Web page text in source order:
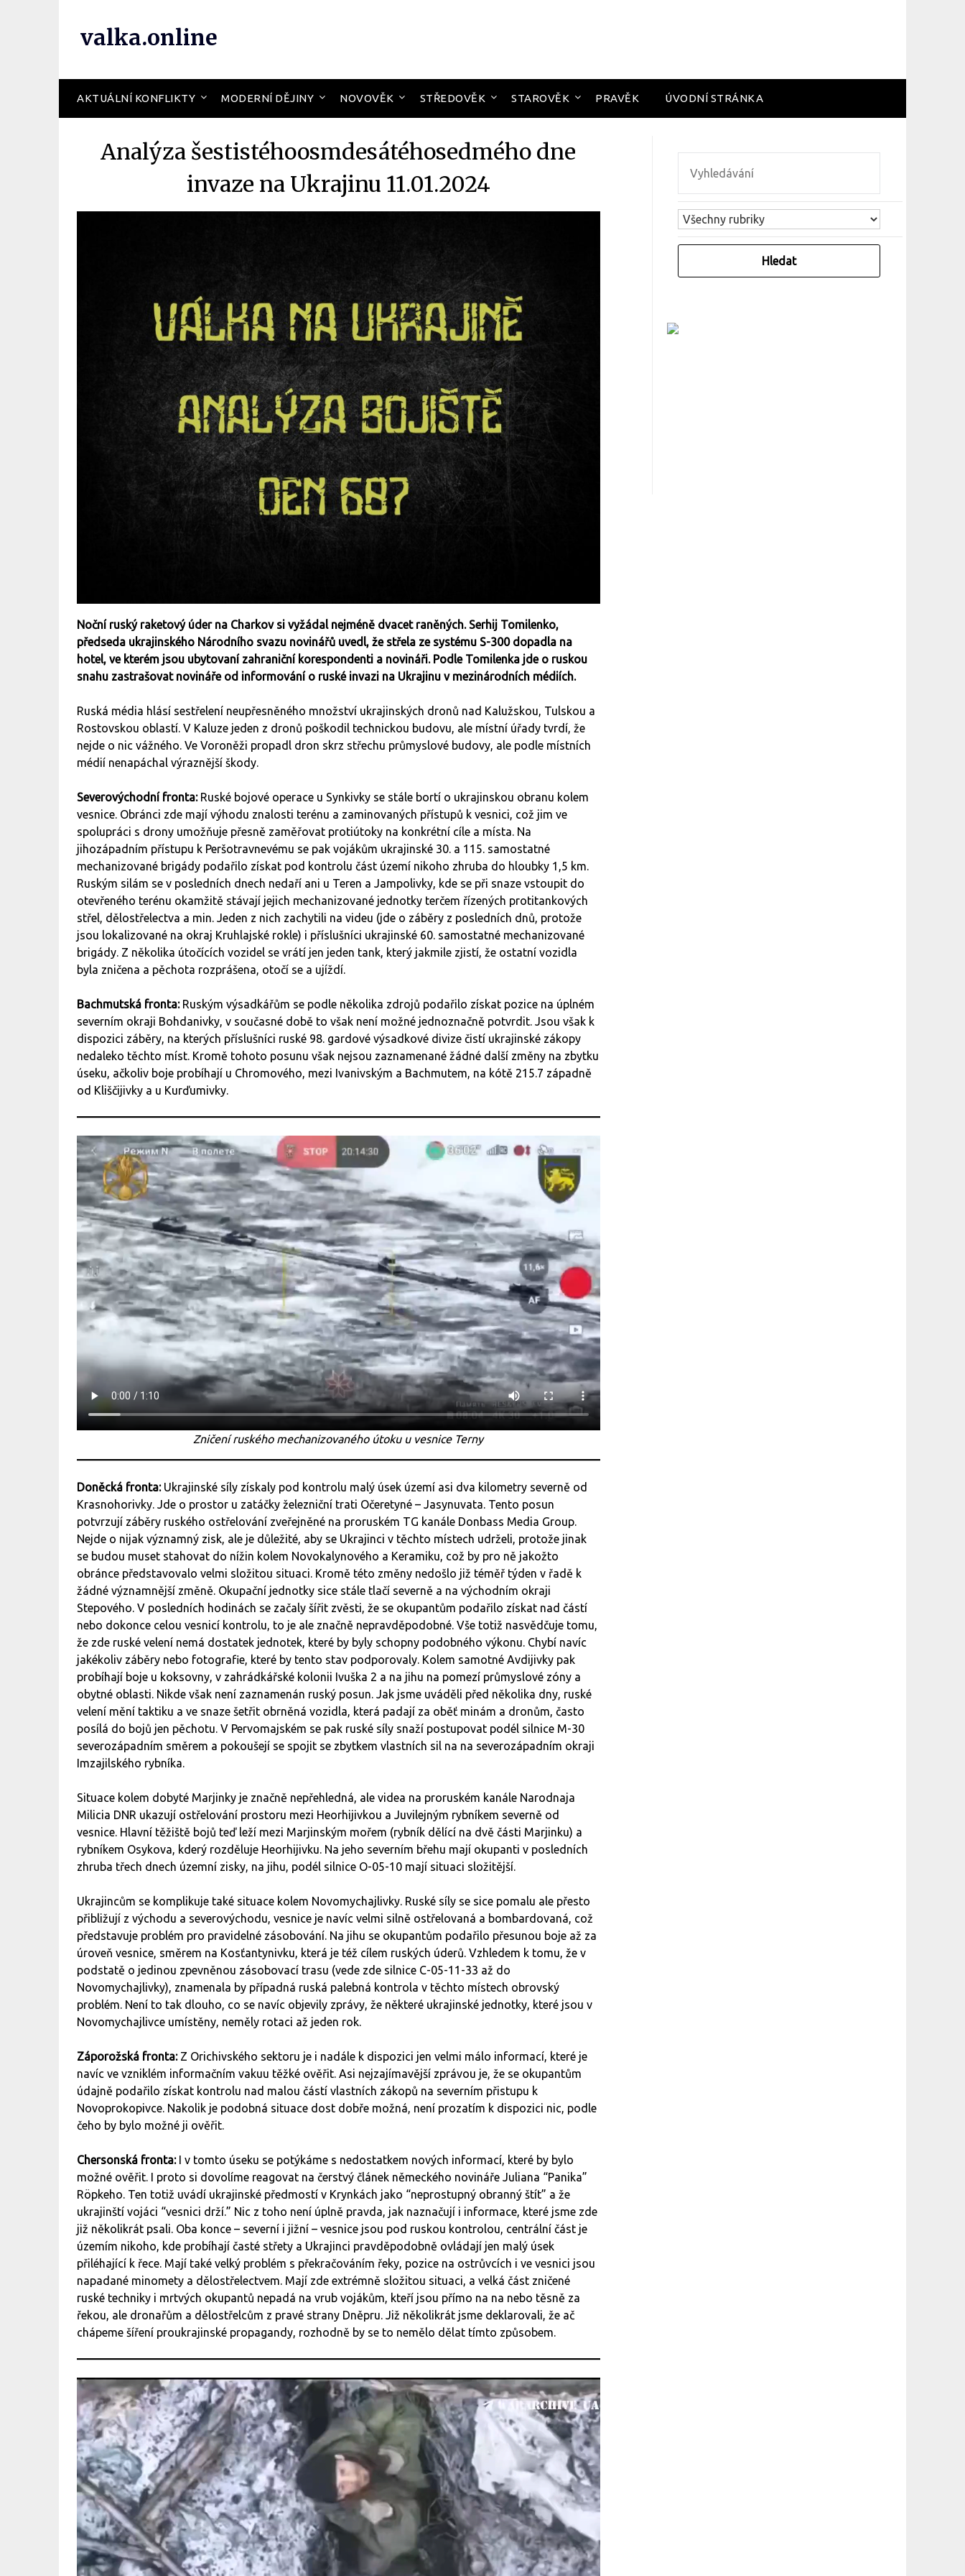
valka.online
AKTUÁLNÍ KONFLIKTY MODERNÍ DĚJINY NOVOVĚK STŘEDOVĚK STAROVĚK PRAVĚK ÚVODNÍ STRÁNKA
Analýza šestistéhoosmdesátéhosedmého dne
invaze na Ukrajinu 11.01.2024
Noční ruský raketový úder na Charkov si vyžádal nejméně dvacet raněných. Serhij Tomilenko,
předseda ukrajinského Národního svazu novinářů uvedl, že střela ze systému S-300 dopadla na
hotel, ve kterém jsou ubytovaní zahraniční korespondenti a novináři. Podle Tomilenka jde o ruskou
snahu zastrašovat novináře od informování o ruské invazi na Ukrajinu v mezinárodních médiích.
Ruská média hlásí sestřelení neupřesněného množství ukrajinských dronů nad Kalužskou, Tulskou a
Rostovskou oblastí. V Kaluze jeden z dronů poškodil technickou budovu, ale místní úřady tvrdí, že
nejde o nic vážného. Ve Voroněži propadl dron skrz střechu průmyslové budovy, ale podle místních
médií nenapáchal výraznější škody.
Severovýchodní fronta: Ruské bojové operace u Synkivky se stále bortí o ukrajinskou obranu kolem
vesnice. Obránci zde mají výhodu znalosti terénu a zaminovaných přístupů k vesnici, což jim ve
spolupráci s drony umožňuje přesně zaměřovat protiútoky na konkrétní cíle a místa. Na
jihozápadním přístupu k Peršotravnevému se pak vojákům ukrajinské 30. a 115. samostatné
mechanizované brigády podařilo získat pod kontrolu část území nikoho zhruba do hloubky 1,5 km.
Ruským silám se v posledních dnech nedaří ani u Teren a Jampolivky, kde se při snaze vstoupit do
otevřeného terénu okamžitě stávají jejich mechanizované jednotky terčem řízených protitankových
střel, dělostřelectva a min. Jeden z nich zachytili na videu (jde o záběry z posledních dnů, protože
jsou lokalizované na okraj Kruhlajské rokle) i příslušníci ukrajinské 60. samostatné mechanizované
brigády. Z několika útočících vozidel se vrátí jen jeden tank, který jakmile zjistí, že ostatní vozidla
byla zničena a pěchota rozprášena, otočí se a ujíždí.
Bachmutská fronta: Ruským výsadkářům se podle několika zdrojů podařilo získat pozice na úplném
severním okraji Bohdanivky, v současné době to však není možné jednoznačně potvrdit. Jsou však k
dispozici záběry, na kterých příslušníci ruské 98. gardové výsadkové divize čistí ukrajinské zákopy
nedaleko těchto míst. Kromě tohoto posunu však nejsou zaznamenané žádné další změny na zbytku
úseku, ačkoliv boje probíhají u Chromového, mezi Ivanivským a Bachmutem, na kótě 215.7 západně
od Kliščijivky a u Kurďumivky.
Zničení ruského mechanizovaného útoku u vesnice Terny
Doněcká fronta: Ukrajinské síly získaly pod kontrolu malý úsek území asi dva kilometry severně od
Krasnohorivky. Jde o prostor u zatáčky železniční trati Očeretyné – Jasynuvata. Tento posun
potvrzují záběry ruského ostřelování zveřejněné na proruském TG kanále Donbass Media Group.
Nejde o nijak významný zisk, ale je důležité, aby se Ukrajinci v těchto místech udrželi, protože jinak
se budou muset stahovat do nížin kolem Novokalynového a Keramiku, což by pro ně jakožto
obránce představovalo velmi složitou situaci. Kromě této změny nedošlo již téměř týden v řadě k
žádné významnější změně. Okupační jednotky sice stále tlačí severně a na východním okraji
Stepového. V posledních hodinách se začaly šířit zvěsti, že se okupantům podařilo získat nad částí
nebo dokonce celou vesnicí kontrolu, to je ale značně nepravděpodobné. Vše totiž nasvědčuje tomu,
že zde ruské velení nemá dostatek jednotek, které by byly schopny podobného výkonu. Chybí navíc
jakékoliv záběry nebo fotografie, které by tento stav podporovaly. Kolem samotné Avdijivky pak
probíhají boje u koksovny, v zahrádkářské kolonii Ivuška 2 a na jihu na pomezí průmyslové zóny a
obytné oblasti. Nikde však není zaznamenán ruský posun. Jak jsme uváděli před několika dny, ruské
velení mění taktiku a ve snaze šetřit obrněná vozidla, která padají za oběť minám a dronům, často
posílá do bojů jen pěchotu. V Pervomajském se pak ruské síly snaží postupovat podél silnice M-30
severozápadním směrem a pokoušejí se spojit se zbytkem vlastních sil na na severozápadním okraji
Imzajilského rybníka.
Situace kolem dobyté Marjinky je značně nepřehledná, ale videa na proruském kanále Narodnaja
Milicia DNR ukazují ostřelování prostoru mezi Heorhijivkou a Juvilejným rybníkem severně od
vesnice. Hlavní těžiště bojů teď leží mezi Marjinským mořem (rybník dělící na dvě části Marjinku) a
rybníkem Osykova, kderý rozděluje Heorhijivku. Na jeho severním břehu mají okupanti v posledních
zhruba třech dnech územní zisky, na jihu, podél silnice O-05-10 mají situaci složitější.
Ukrajincům se komplikuje také situace kolem Novomychajlivky. Ruské síly se sice pomalu ale přesto
přibližují z východu a severovýchodu, vesnice je navíc velmi silně ostřelovaná a bombardovaná, což
představuje problém pro pravidelné zásobování. Na jihu se okupantům podařilo přesunou boje až za
úroveň vesnice, směrem na Kosťantynivku, která je též cílem ruských úderů. Vzhledem k tomu, že v
podstatě o jedinou zpevněnou zásobovací trasu (vede zde silnice C-05-11-33 až do
Novomychajlivky), znamenala by případná ruská palebná kontrola v těchto místech obrovský
problém. Není to tak dlouho, co se navíc objevily zprávy, že některé ukrajinské jednotky, které jsou v
Novomychajlivce umístěny, neměly rotaci až jeden rok.
Záporožská fronta: Z Orichivského sektoru je i nadále k dispozici jen velmi málo informací, které je
navíc ve vzniklém informačním vakuu těžké ověřit. Asi nejzajímavější zprávou je, že se okupantům
údajně podařilo získat kontrolu nad malou částí vlastních zákopů na severním přistupu k
Novoprokopivce. Nakolik je podobná situace dost dobře možná, není prozatím k dispozici nic, podle
čeho by bylo možné ji ověřit.
Chersonská fronta: I v tomto úseku se potýkáme s nedostatkem nových informací, které by bylo
možné ověřit. I proto si dovolíme reagovat na čerstvý článek německého novináře Juliana “Panika”
Röpkeho. Ten totiž uvádí ukrajinské předmostí v Krynkách jako “neprostupný obranný štít” a že
ukrajinští vojáci “vesnici drží.” Nic z toho není úplně pravda, jak naznačují i informace, které jsme zde
již několikrát psali. Oba konce – severní i jižní – vesnice jsou pod ruskou kontrolou, centrální část je
územím nikoho, kde probíhají časté střety a Ukrajinci pravděpodobně ovládají jen malý úsek
přiléhající k řece. Mají také velký problém s překračováním řeky, pozice na ostrůvcích i ve vesnici jsou
napadané minomety a dělostřelectvem. Mají zde extrémně složitou situaci, a velká část zničené
ruské techniky i mrtvých okupantů nepadá na vrub vojákům, kteří jsou přímo na na nebo těsně za
řekou, ale dronařům a dělostřelcům z pravé strany Dněpru. Již několikrát jsme deklarovali, že ač
chápeme šíření proukrajinské propagandy, rozhodně by se to nemělo dělat tímto způsobem.